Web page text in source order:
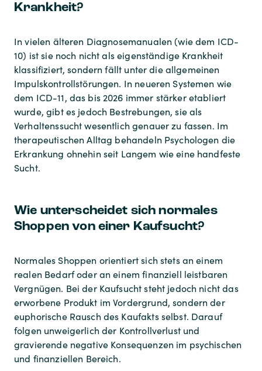
Krankheit?
In vielen älteren Diagnosemanualen (wie dem ICD-
10) ist sie noch nicht als eigenständige Krankheit
klassifiziert, sondern fällt unter die allgemeinen
Impulskontrollstörungen. In neueren Systemen wie
dem ICD-11, das bis 2026 immer stärker etabliert
wurde, gibt es jedoch Bestrebungen, sie als
Verhaltenssucht wesentlich genauer zu fassen. Im
therapeutischen Alltag behandeln Psychologen die
Erkrankung ohnehin seit Langem wie eine handfeste
Sucht.
Wie unterscheidet sich normales
Shoppen von einer Kaufsucht?
Normales Shoppen orientiert sich stets an einem
realen Bedarf oder an einem finanziell leistbaren
Vergnügen. Bei der Kaufsucht steht jedoch nicht das
erworbene Produkt im Vordergrund, sondern der
euphorische Rausch des Kaufakts selbst. Darauf
folgen unweigerlich der Kontrollverlust und
gravierende negative Konsequenzen im psychischen
und finanziellen Bereich.